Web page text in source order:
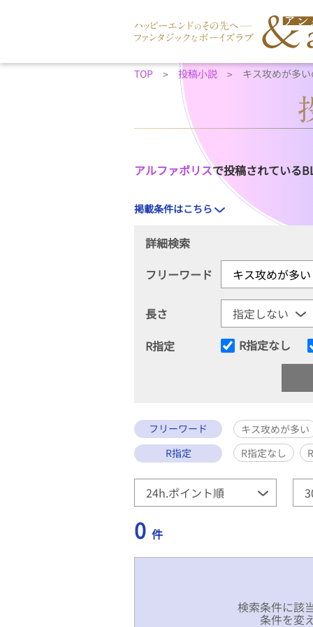
TOP 投稿小説 キス攻めが多
アルファポリスで投稿されている
掲載条件はこちら
詳細検索
フリーワード
長さ
R指定
R指定なし
フリーワード
キス攻めが多い
R指定
R指定なし
0 件
検索条件に該
条件を変